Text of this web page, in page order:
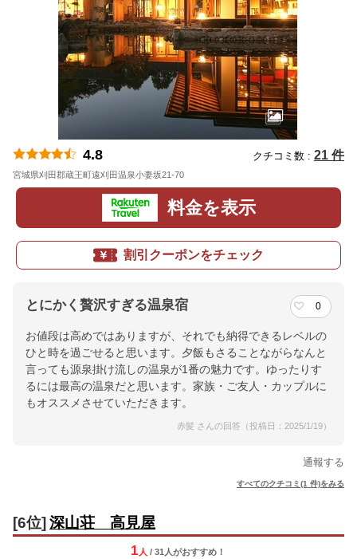
4.8 クチコミ数 : 21 件
宮城県刈田郡蔵王町遠刈田温泉小妻坂21-70
料金を表示
割引クーポンをチェック
とにかく贅沢すぎる温泉宿 0
お値段は高めではありますが、それでも納得できるレベルの
ひと時を過ごせると思います。夕飯もさることながらなんと
言っても源泉掛け流しの温泉が1番の魅力です。ゆったりす
るには最高の温泉だと思います。家族・ご友人・カップルに
もオススメさせていただきます。
赤髪 さんの回答（投稿日：2025/1/19）
通報する
すべてのクチコミ(1 件)をみる
[6位] 深山荘 高見屋
1 人 / 31人がおすすめ！